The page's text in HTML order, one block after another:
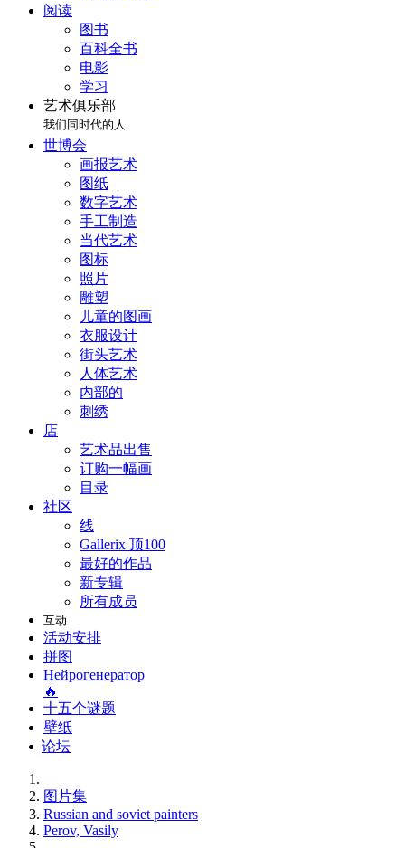
阅读
图书
百科全书
电影
学习
艺术俱乐部
我们同时代的人
世博会
画报艺术
图纸
数字艺术
手工制造
当代艺术
图标
照片
雕塑
儿童的图画
衣服设计
街头艺术
人体艺术
内部的
刺绣
店
艺术品出售
订购一幅画
目录
社区
线
Gallerix 顶100
最好的作品
新专辑
所有成员
互动
活动安排
拼图
Нейрогенератор
🔥
十五个谜题
壁纸
论坛
图片集
Russian and soviet painters
Perov, Vasily